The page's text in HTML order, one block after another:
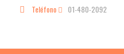
Teléfono 01-480-2092